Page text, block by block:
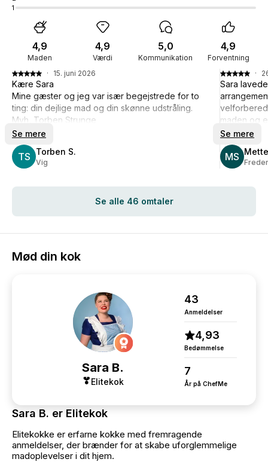
1
Maden
4,9
Værdi
4,9
Kommunikation
5,0
Forventning
4,9
TS Torben S.
Vig
· 15. juni 2026
Kære Sara
Mine gæster og jeg var især begejstrede for to
ting: din dejlige mad og din skønne udstråling.
Mvh, Torben Strunge
Se mere
MS
·
Sara
maden og
kan
Se mere
Se alle 46 omtaler
Mød din kok
Sara B.
Elitekok
43
Anmeldelser
4,93
Bedømmelse
7
År på ChefMe
Sara B. er Elitekok
Elitekokke er erfarne kokke med fremragende
anmeldelser, der brænder for at skabe uforglemmelige
madoplevelser i dit hjem.